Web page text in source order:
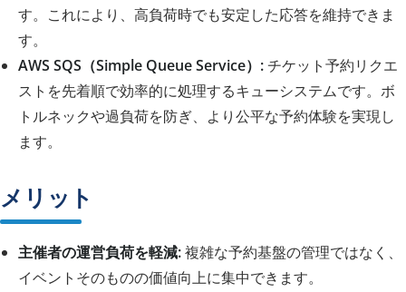
す。これにより、高負荷時でも安定した応答を維持できま
す。
AWS SQS（Simple Queue Service）:チケット予約リクエ
ストを先着順で効率的に処理するキューシステムです。ボ
トルネックや過負荷を防ぎ、より公平な予約体験を実現し
ます。
メリット
主催者の運営負荷を軽減:複雑な予約基盤の管理ではなく、
イベントそのものの価値向上に集中できます。